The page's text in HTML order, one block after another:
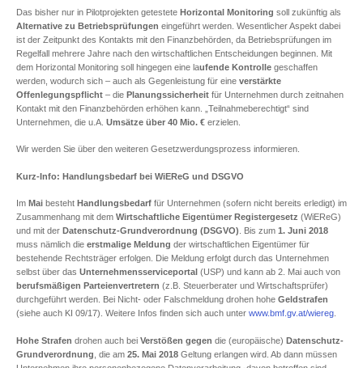
Das bisher nur in Pilotprojekten getestete Horizontal Monitoring soll zukünftig als
Alternative zu Betriebsprüfungen eingeführt werden. Wesentlicher Aspekt dabei
ist der Zeitpunkt des Kontakts mit den Finanzbehörden, da Betriebsprüfungen im
Regelfall mehrere Jahre nach den wirtschaftlichen Entscheidungen beginnen. Mit
dem Horizontal Monitoring soll hingegen eine laufende Kontrolle geschaffen
werden, wodurch sich – auch als Gegenleistung für eine verstärkte
Offenlegungspflicht – die Planungssicherheit für Unternehmen durch zeitnahen
Kontakt mit den Finanzbehörden erhöhen kann. „Teilnahmeberechtigt“ sind
Unternehmen, die u.A. Umsätze über 40 Mio. € erzielen.
Wir werden Sie über den weiteren Gesetzwerdungsprozess informieren.
Kurz-Info: Handlungsbedarf bei WiEReG und DSGVO
Im Mai besteht Handlungsbedarf für Unternehmen (sofern nicht bereits erledigt) im
Zusammenhang mit dem Wirtschaftliche Eigentümer Registergesetz (WiEReG)
und mit der Datenschutz-Grundverordnung (DSGVO) . Bis zum 1. Juni 2018
muss nämlich die erstmalige Meldung der wirtschaftlichen Eigentümer für
bestehende Rechtsträger erfolgen. Die Meldung erfolgt durch das Unternehmen
selbst über das Unternehmensserviceportal (USP) und kann ab 2. Mai auch von
berufsmäßigen Parteienvertretern (z.B. Steuerberater und Wirtschaftsprüfer)
durchgeführt werden. Bei Nicht- oder Falschmeldung drohen hohe Geldstrafen
(siehe auch KI 09/17). Weitere Infos finden sich auch unter www.bmf.gv.at/wiereg
Hohe Strafen drohen auch bei Verstößen gegen die (europäische) Datenschutz-
Grundverordnung , die am 25. Mai 2018 Geltung erlangen wird. Ab dann müssen